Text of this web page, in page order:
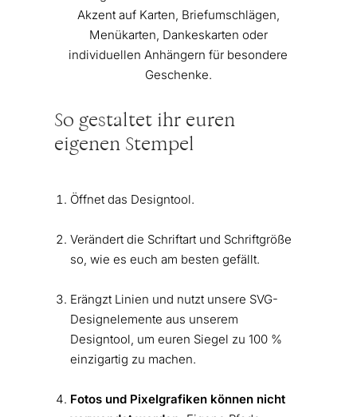
Akzent auf Karten, Briefumschlägen,
Menükarten, Dankeskarten oder
individuellen Anhängern für besondere
Geschenke.
So gestaltet ihr euren
eigenen Stempel
Öffnet das Designtool.
Verändert die Schriftart und Schriftgröße
so, wie es euch am besten gefällt.
Erängzt Linien und nutzt unsere SVG-
Designelemente aus unserem
Designtool, um euren Siegel zu 100 %
einzigartig zu machen.
Fotos und Pixelgrafiken können nicht